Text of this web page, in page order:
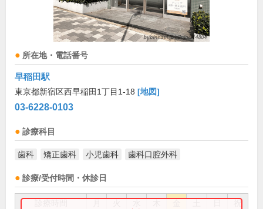
所在地・電話番号
早稲田駅
東京都新宿区西早稲田1丁目1-18 [地図]
03-6228-0103
診療科目
歯科 矯正歯科 小児歯科 歯科口腔外科
診療/受付時間・休診日
祝